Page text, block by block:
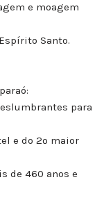
e moagem
Santo.
para
e do 2º maior
de 460 anos e